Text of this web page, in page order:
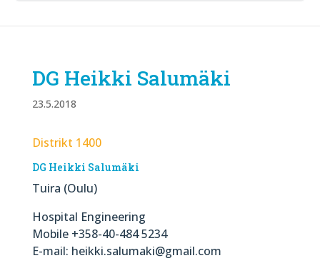
DG Heikki Salumäki
23.5.2018
Distrikt 1400
DG Heikki Salumäki
Tuira (Oulu)
Hospital Engineering
Mobile +358-40-484 5234
E-mail: heikki.salumaki@gmail.com